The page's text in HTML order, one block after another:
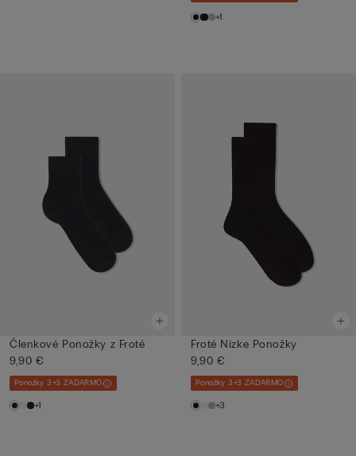
+1
Členkové Ponožky z Froté
9,90 €
Ponožky 3+3 ZADARMO
+1
Froté Nízke Ponožky
9,90 €
Ponožky 3+3 ZADARMO
+3